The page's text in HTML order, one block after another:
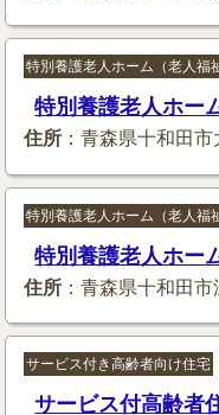
特別養護老人ホーム（老人福
特別養護老人ホ
住所 ：青森県十和田
特別養護老人ホーム（老人福
特別養護老人ホ
住所 ：青森県十和田
サービス付き高齢者向け住宅
サービス付高齢